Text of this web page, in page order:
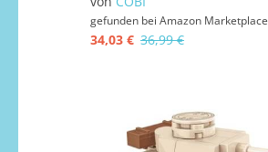
gefunden bei Amazon Marketplace
34,03 € 36,99 €